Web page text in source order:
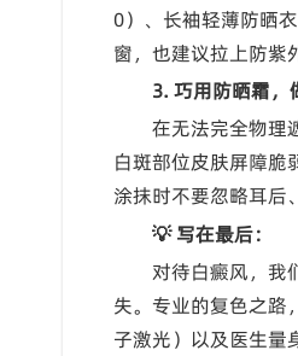
0）、长袖轻薄防晒
窗，也建议拉上防紫
3. 巧用防晒霜，
在无法完全物理
白斑部位皮肤屏障脆
涂抹时不要忽略耳后
💡 写在最后：
对待白癜风，
失。专业的复色之路
子激光）以及医生量